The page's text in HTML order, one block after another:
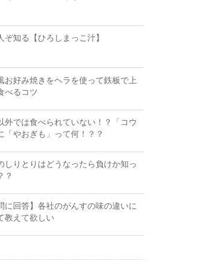
ぞ知る【ひろしまっこ汁】
お好み焼きをヘラを使って鉄板で上
べるコツ
外では食べられていない！？「コウ
「やおぎも」って何！？？
しりとりはどうなったら負けか知っ
？
に回答】各社のがんすの味の違いに
教えて欲しい